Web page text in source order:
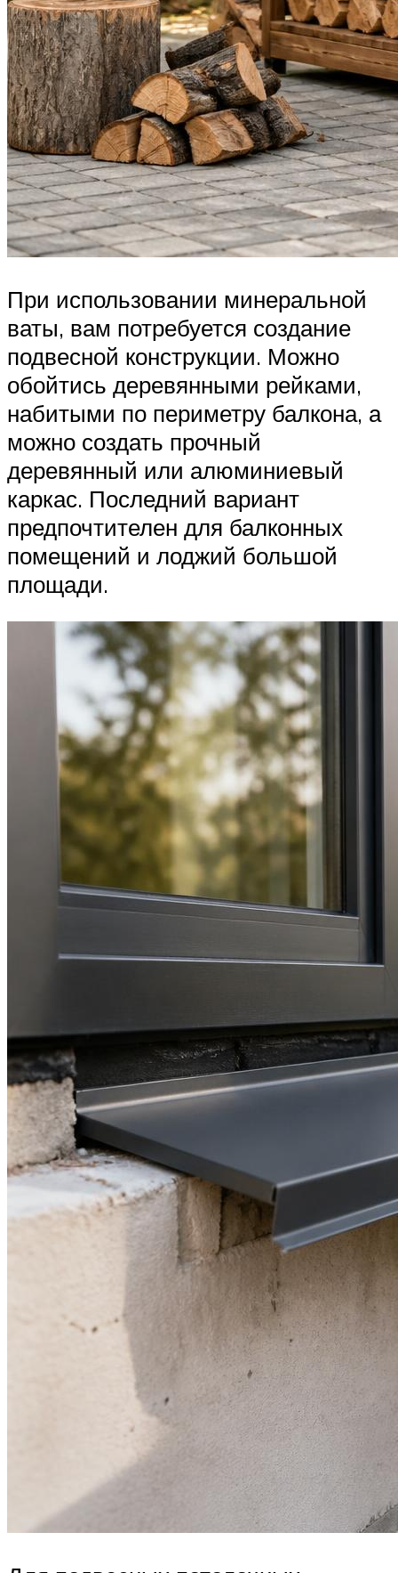
При использовании минеральной
ваты, вам потребуется создание
подвесной конструкции. Можно
обойтись деревянными рейками,
набитыми по периметру балкона, а
можно создать прочный
деревянный или алюминиевый
каркас. Последний вариант
предпочтителен для балконных
помещений и лоджий большой
площади.